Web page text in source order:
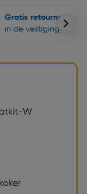
Gratis retourneren
in de vestigingen
W